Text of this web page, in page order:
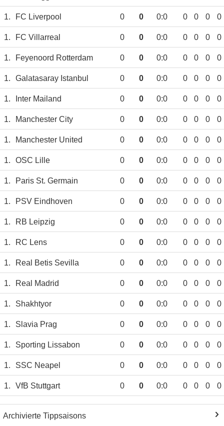
1. FC Liverpool 0 0 0:0 0 0 0 0
1. FC Villarreal 0 0 0:0 0 0 0 0
1. Feyenoord Rotterdam 0 0 0:0 0 0 0 0
1. Galatasaray Istanbul 0 0 0:0 0 0 0 0
1. Inter Mailand 0 0 0:0 0 0 0 0
1. Manchester City 0 0 0:0 0 0 0 0
1. Manchester United 0 0 0:0 0 0 0 0
1. OSC Lille 0 0 0:0 0 0 0 0
1. Paris St. Germain 0 0 0:0 0 0 0 0
1. PSV Eindhoven 0 0 0:0 0 0 0 0
1. RB Leipzig 0 0 0:0 0 0 0 0
1. RC Lens 0 0 0:0 0 0 0 0
1. Real Betis Sevilla 0 0 0:0 0 0 0 0
1. Real Madrid 0 0 0:0 0 0 0 0
1. Shakhtyor 0 0 0:0 0 0 0 0
1. Slavia Prag 0 0 0:0 0 0 0 0
1. Sporting Lissabon 0 0 0:0 0 0 0 0
1. SSC Neapel 0 0 0:0 0 0 0 0
1. VfB Stuttgart 0 0 0:0 0 0 0 0
Archivierte Tippsaisons